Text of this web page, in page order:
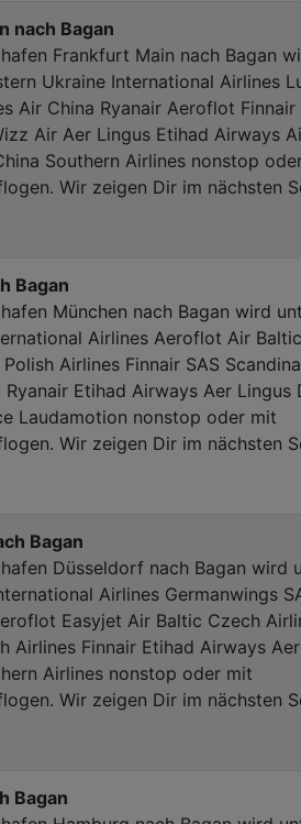
nach Bagan
Frankfurt Main nach Bagan
Ukraine International Airlines
Air China Ryanair Aeroflot Finnair
Air Aer Lingus Etihad Airways
Southern Airlines nonstop
Wir zeigen Dir im nächsten
Bagan
München nach Bagan wird
Airlines Aeroflot Air
Airlines Finnair SAS
Etihad Airways Aer Lingus
Laudamotion nonstop oder mit
Wir zeigen Dir im nächsten
Bagan
Düsseldorf nach Bagan wird
Airlines Germanwings
Easyjet Air Baltic Czech
Airlines Finnair Etihad Airways
Airlines nonstop oder mit
Wir zeigen Dir im nächsten
Bagan